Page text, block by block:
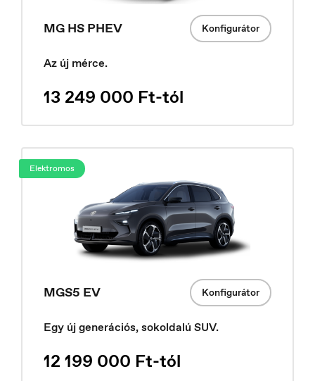
Hungary
MG HS PHEV Konfigurátor
Az új mérce.
13 249 000 Ft-tól
Elektromos
MGS5 EV Konfigurátor
Egy új generációs, sokoldalú SUV.
12 199 000 Ft-tól